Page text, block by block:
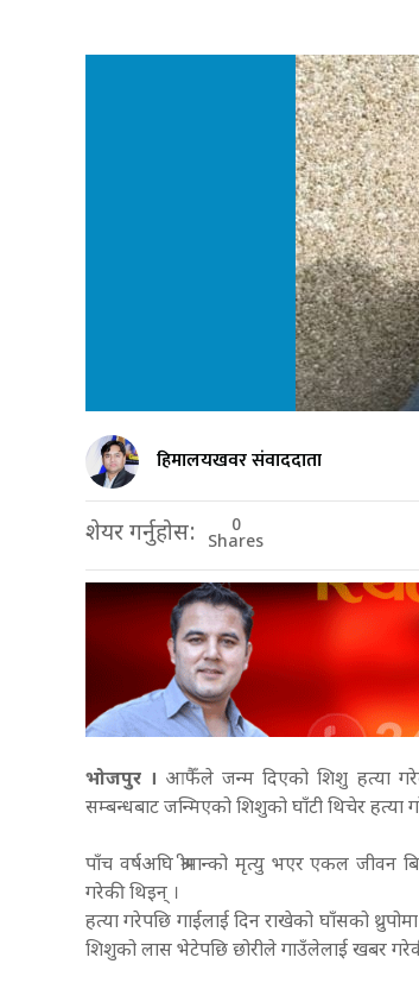
हिमालयखवर संवाददाता
शेयर गर्नुहोस: 0
Shares
भोजपुर । आफैँले जन्म दिएको शिशु हत्या
सम्बन्धबाट जन्मिएको शिशुको घाँटी थिचेर हत्या
पाँच वर्षअघि श्रीमान्को मृत्यु भएर एकल
गरेकी थिइन् ।
हत्या गरेपछि गाईलाई दिन राखेको घाँसको
शिशुको लास भेटेपछि छोरीले गाउँलेलाई खबर